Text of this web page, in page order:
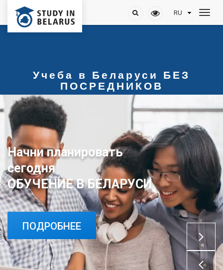
Учеба в Беларуси БЕЗ
ПОСРЕДНИКОВ
Начни планировать
сегодня
ОБУЧЕНИЕ В БЕЛАРУСИ
ПОДРОБНЕЕ